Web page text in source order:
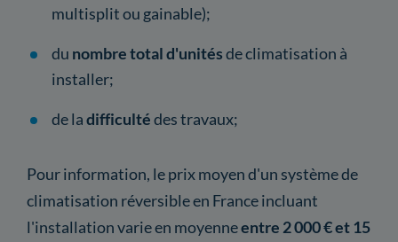
multisplit ou gainable);
du nombre total d'unitésde climatisation à
installer;
de ladifficultédes travaux;
Pour information, le prix moyen d'un système de
climatisation réversible en France incluant
l'installation varie en moyenneentre 2 000 € et 15